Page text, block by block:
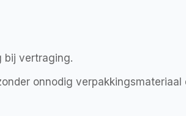
bij vertraging.
onnodig